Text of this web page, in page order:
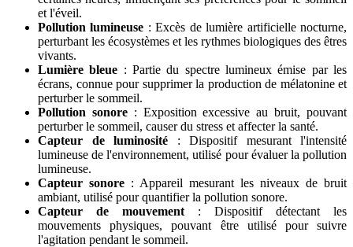
et l'éveil.
Pollution lumineuse : Excès de lumière artificielle nocturne,
perturbant les écosystèmes et les rythmes biologiques des êtres
vivants.
Lumière bleue : Partie du spectre lumineux émise par les
écrans, connue pour supprimer la production de mélatonine et
perturber le sommeil.
Pollution sonore: Exposition excessive au bruit, pouvant
perturber le sommeil, causer du stress et affecter la santé.
Capteur de luminosité : Dispositif mesurant l'intensité
lumineuse de l'environnement, utilisé pour évaluer la pollution
lumineuse.
Capteur sonore : Appareil mesurant les niveaux de bruit
ambiant, utilisé pour quantifier la pollution sonore.
Capteur de mouvement : Dispositif détectant les
mouvements physiques, pouvant être utilisé pour suivre
l'agitation pendant le sommeil.